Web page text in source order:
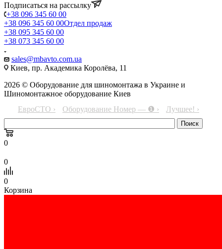
Подписаться на рассылку
+38 096 345 60 00
+38 096 345 60 00Отдел продаж
+38 095 345 60 00
+38 073 345 60 00
sales@mbavto.com.ua
Киев, пр. Академика Королёва, 11
2026 © Оборудование для шиномонтажа в Украине и
Шиномонтажное оборудование Киев
ЕвроСТО ›
Оборудование Номер — ❶ › Лучшее! ›
0
0
0
Корзина